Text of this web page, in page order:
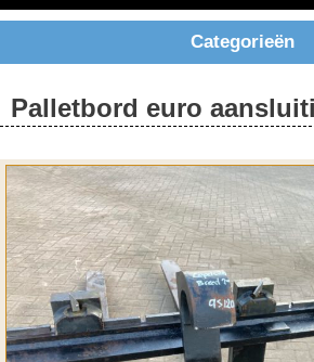
Categorieën
Palletbord euro